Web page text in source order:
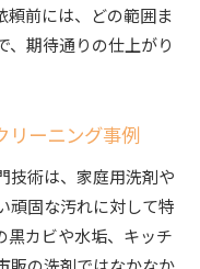
頼前には、どの範囲ま
、期待通りの仕上がり
リーニング事例
技術は、家庭用洗剤や
頑固な汚れに対して特
黒カビや水垢、キッチ